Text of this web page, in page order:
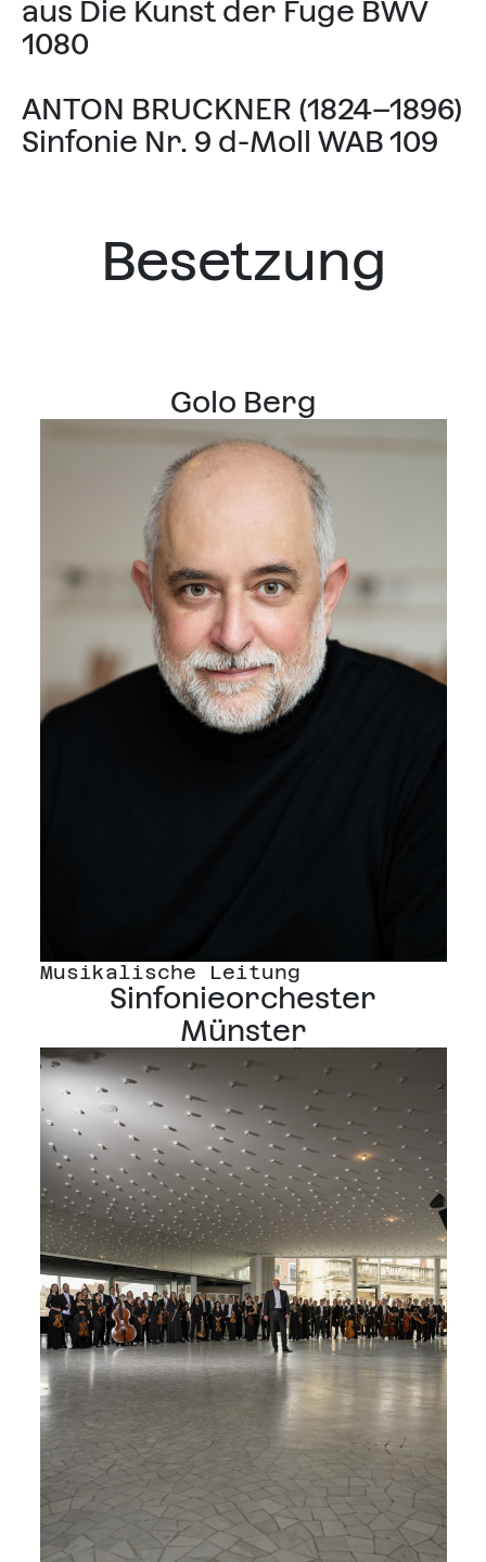
aus Die Kunst der Fuge BWV
1080
ANTON BRUCKNER (1824–1896)
Sinfonie Nr. 9 d-Moll WAB 109
Besetzung
Golo Berg
Musikalische Leitung
Sinfonieorchester
Münster